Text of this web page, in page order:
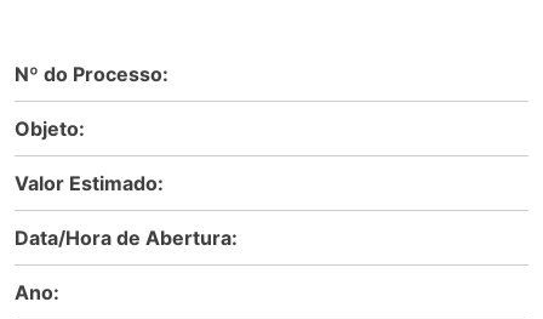
Nº do Processo:
Objeto:
Valor Estimado:
Data/Hora de Abertura:
Ano: